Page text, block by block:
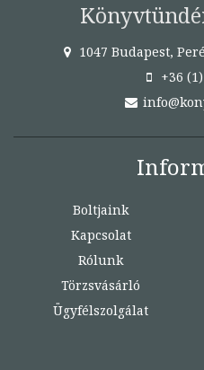
1047 Budapest,
+36
Boltjaink
Kapcsolat
Rólunk
Törzsvásárló
Ügyfélszolgálat